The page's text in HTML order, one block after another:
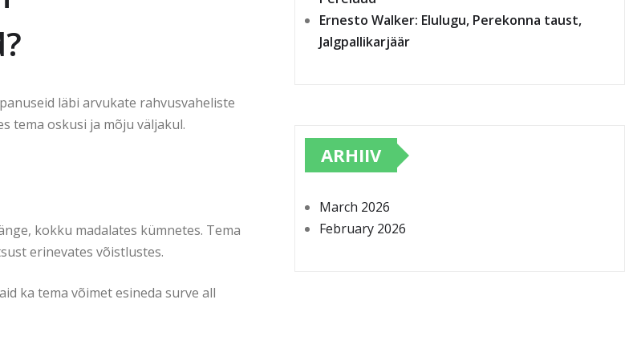
läbi arvukate rahvusvaheliste
tema oskusi ja mõju väljakul.
kokku madalates kümnetes. Tema
erinevates võistlustes.
ka tema võimet esineda surve all
Ernesto Walker: Elulugu, Perekonna taust,
Jalgpallikarjäär
ARHIIV
March 2026
February 2026